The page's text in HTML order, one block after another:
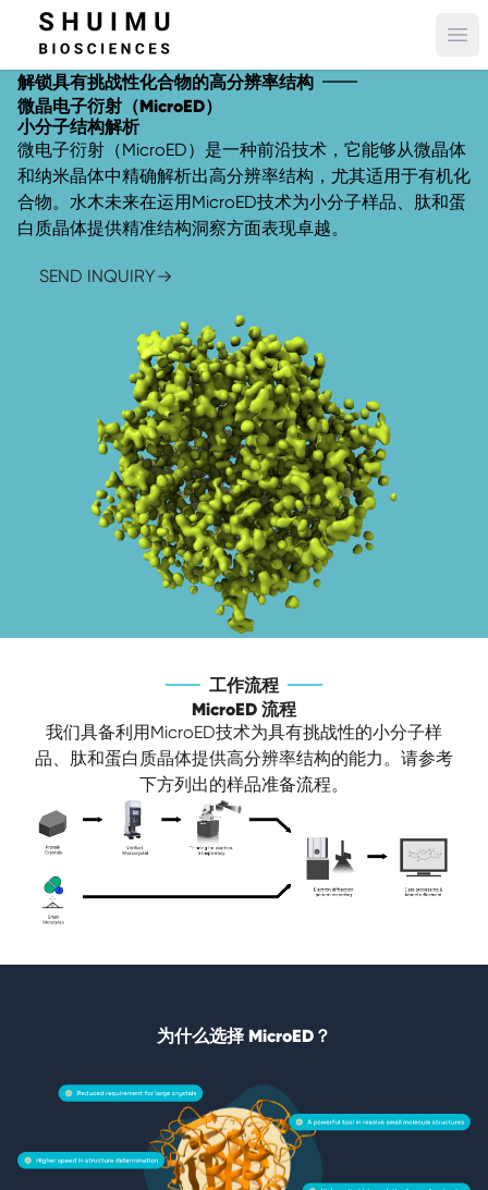
解锁具有挑战性化合物的高分辨率结构
微晶电子衍射（MicroED）
小分子结构解析
微电子衍射（MicroED）是一种前沿技术，它能够从微晶体
和纳米晶体中精确解析出高分辨率结构，尤其适用于有机化
合物。水木未来在运用MicroED技术为小分子样品、肽和蛋
白质晶体提供精准结构洞察方面表现卓越。
SEND INQUIRY
工作流程
MicroED 流程
我们具备利用MicroED技术为具有挑战性的小分子样
品、肽和蛋白质晶体提供高分辨率结构的能力。请参考
下方列出的样品准备流程。
为什么选择 MicroED？